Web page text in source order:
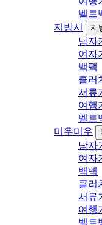
벨트
지방시
지
남자
여자
백팩
클러
서류
여행
벨트
미우미우
남자
여자
백팩
클러
서류
여행
벨트